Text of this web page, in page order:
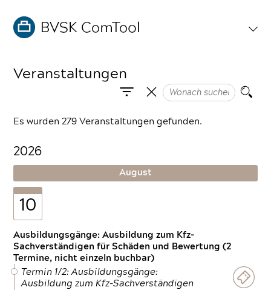
Veranstaltungen
Es wurden 279 Veranstaltungen gefunden.
2026
August
10
Ausbildungsgänge: Ausbildung zum Kfz-
Sachverständigen für Schäden und Bewertung (2
Termine, nicht einzeln buchbar)
Termin 1/2: Ausbildungsgänge:
Ausbildung zum Kfz-Sachverständigen